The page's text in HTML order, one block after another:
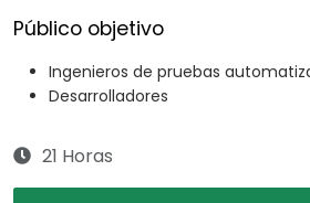
Público objetivo
Ingenieros de pruebas
Desarrolladores
21 Horas